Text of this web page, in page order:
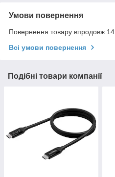
Умови повернення
Повернення товару впродовж 14
Всі умови повернення
Подібні товари компанії